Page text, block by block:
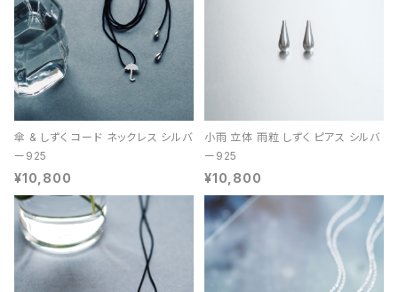
傘 & しずく コード ネックレス シルバ
ー925
¥10,800
小雨 立体 雨粒 しずく ピアス シルバ
ー925
¥10,800